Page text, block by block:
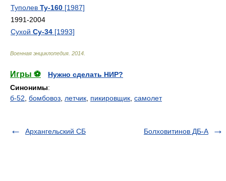
Туполев Ту-160 [1987]
1991-2004
Сухой Су-34 [1993]
Военная энциклопедия 2014
Игры ⚽
Нужно сделать НИР?
Синонимы:
б-52 бомбовоз летчик пикировщик самолет
Архангельский СБ Болховитинов ДБ-А